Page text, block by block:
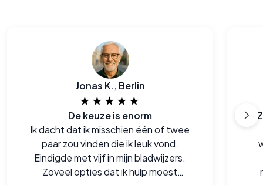
Jonas K., Berlin
★★★★★
De keuze is enorm
Ik dacht dat ik misschien één of twee
paar zou vinden die ik leuk vond.
Eindigde met vijf in mijn bladwijzers.
Zoveel opties dat ik hulp moest